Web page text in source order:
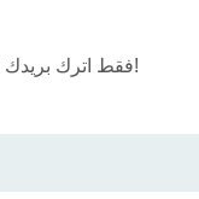
فقط اترك بريدك الإلكتروني أو رقم هاتفك في نموذج الاتصال حتى نتمكن من إرسال عرض أسعار مجاني لنا لمجموعة واسعة من التصاميم!